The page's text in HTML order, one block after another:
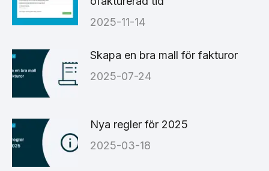
2025-11-14
Skapa en bra mall för fakturor
2025-07-24
Nya regler för 2025
2025-03-18